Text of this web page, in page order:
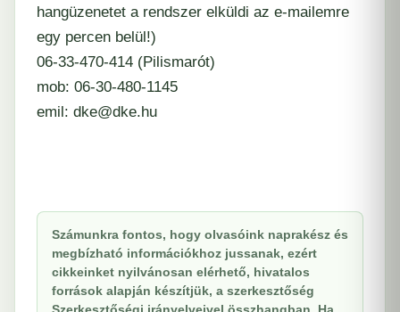
hangüzenetet a rendszer elküldi az e-mailemre
egy percen belül!)
06-33-470-414 (Pilismarót)
mob: 06-30-480-1145
emil: dke@dke.hu
Számunkra fontos, hogy olvasóink naprakész és
megbízható információkhoz jussanak, ezért
cikkeinket nyilvánosan elérhető, hivatalos
források alapján készítjük, a szerkesztőség